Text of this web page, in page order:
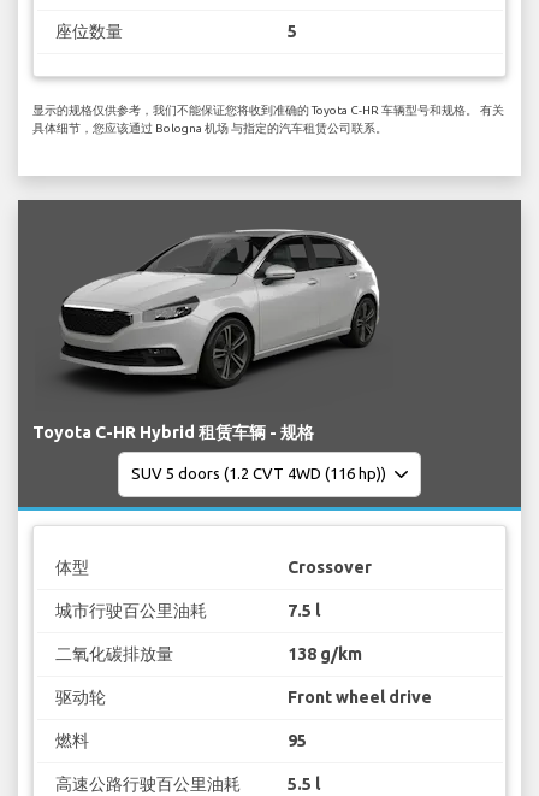
座位数量 5
显示的规格仅供参考，我们不能保证您将收到准确的 Toyota C-HR 车辆型号和规格。 有关
具体细节，您应该通过 Bologna 机场 与指定的汽车租赁公司联系。
Toyota C-HR Hybrid 租赁车辆 - 规格
体型 Crossover
城市行驶百公里油耗 7.5 l
二氧化碳排放量 138 g/km
驱动轮 Front wheel drive
燃料 95
高速公路行驶百公里油耗 5.5 l